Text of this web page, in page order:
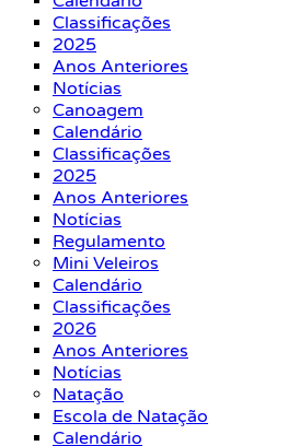
Classificações
2025
Anos Anteriores
Notícias
Canoagem
Calendário
Classificações
2025
Anos Anteriores
Notícias
Regulamento
Mini Veleiros
Calendário
Classificações
2026
Anos Anteriores
Notícias
Natação
Escola de Natação
Calendário